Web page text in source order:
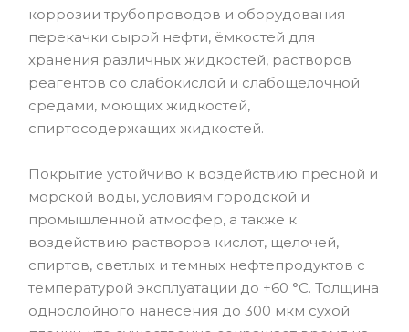
коррозии трубопроводов и оборудования
перекачки сырой нефти, ёмкостей для
хранения различных жидкостей, растворов
реагентов со слабокислой и слабощелочной
средами, моющих жидкостей,
спиртосодержащих жидкостей.
Покрытие устойчиво к воздействию пресной и
морской воды, условиям городской и
промышленной атмосфер, а также к
воздействию растворов кислот, щелочей,
спиртов, светлых и темных нефтепродуктов с
температурой эксплуатации до +60 °С. Толщина
однослойного нанесения до 300 мкм сухой